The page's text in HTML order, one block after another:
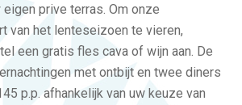
prive terras. Om onze
van het lenteseizoen te vieren,
een gratis fles cava of wijn aan. De
met ontbijt en twee diners
p.p. afhankelijk van uw keuze van